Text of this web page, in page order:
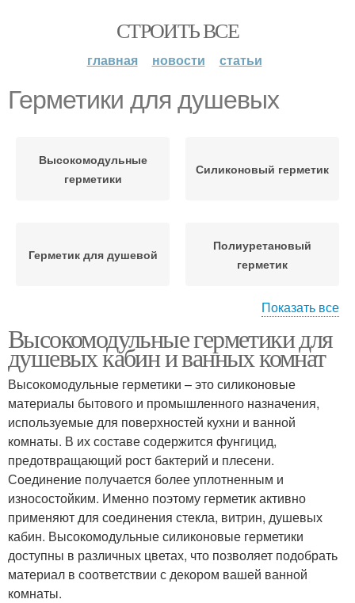
СТРОИТЬ ВСЕ
главная новости статьи
Герметики для душевых
Высокомодульные
герметики
Силиконовый герметик
Герметик для душевой
Полиуретановый
герметик
Акриловый герметик
Показать все
Высокомодульные герметики для
душевых кабин и ванных комнат
Высокомодульные герметики – это силиконовые
материалы бытового и промышленного назначения,
используемые для поверхностей кухни и ванной
комнаты. В их составе содержится фунгицид,
предотвращающий рост бактерий и плесени.
Соединение получается более уплотненным и
износостойким. Именно поэтому герметик активно
применяют для соединения стекла, витрин, душевых
кабин. Высокомодульные силиконовые герметики
доступны в различных цветах, что позволяет подобрать
материал в соответствии с декором вашей ванной
комнаты.